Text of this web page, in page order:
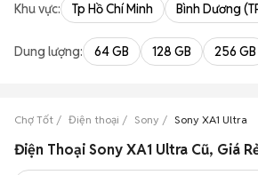
Khu vực: Tp Hồ Chí Minh Bình Dương
Dung lượng: 64 GB 128 GB 256 GB
Chợ Tốt Điện thoại Sony Sony XA1 Ultra